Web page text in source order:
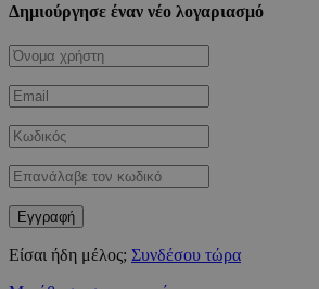
Δημιούργησε έναν νέο λογαριασμό
Είσαι ήδη μέλος; Συνδέσου τώρα